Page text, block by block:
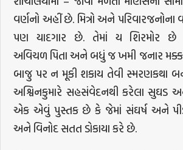
વર્ણનો અહીં છે. મિત્રો અને પરિવારજનોના
પણ યાદગાર છે. તેમાં ય શિરમોર છે
અવિચળ પિતા અને બધું જ ખમી જનાર
બાજુ પર ન મૂકી શકાય તેવી સ્મરણકથા
અશ્વિનકુમારે સહસંવેદનથી કરેલા
એક એવું પુસ્તક છે કે જેમાં સંઘર્ષ અને
અને વિનોદ સતત ડોકાયા કરે છે.